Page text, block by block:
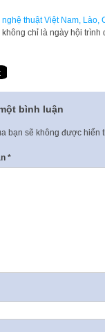
thuật Việt Nam, Lào,
không chỉ là ngày hội
bình luận
bạn sẽ không được hiển
*